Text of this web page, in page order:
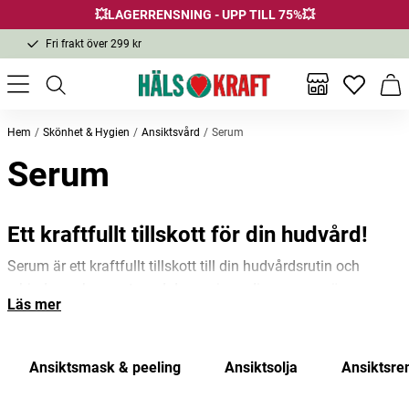
💥LAGERRENSNING - UPP TILL 75%💥
Fri frakt över 299 kr
1-3 dagars leverans
Samma pris i butik & online
Fri frakt över 299 kr
Inga
Hem Skönhet & Hygien Ansiktsvård Serum
Serum
Ett kraftfullt tillskott för din hudvård!
Serum är ett kraftfullt tillskott till din hudvårdsrutin och
utformade för att ge din hud extra näring. Serum har en lätt
huden och leverera sina fördelar på ett effektivt sätt.
Läs mer
Ansiktsmask & peeling Ansiktsolja